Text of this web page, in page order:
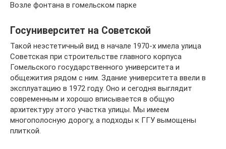
Возле фонтана в гомельском парке
Госуниверситет на Советской
Такой неэстетичный вид в начале 1970-х име­ла улица
Советская при строительстве главно­го корпуса
Гомельского государственного уни­верситета и
общежития рядом с ним. Здание университета ввели в
эксплуатацию в 1972 го­ду. Оно и сегодня выглядит
современным и хо­рошо вписывается в общую
архитектуру этого участка улицы. Мы имеем
многополосную дорогу, а подходы к ГГУ вымощены
плиткой.